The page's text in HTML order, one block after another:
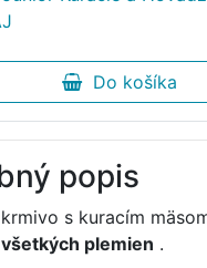
Do košíka
popis
s kuracím
všetkých plemien .